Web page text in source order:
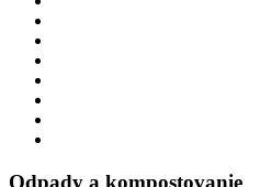
Odpady a kompostovanie